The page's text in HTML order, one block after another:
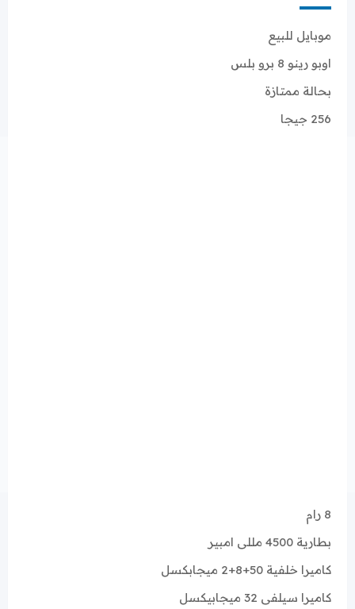
موبايل للبيع
اوبو رينو 8 برو بلس
بحالة ممتازة
256 جيجا
8 رام
بطارية 4500 مللى امبير
كاميرا خلفية 50+8+2 ميجابكسل
كاميرا سيلفى 32 ميجابيكسل